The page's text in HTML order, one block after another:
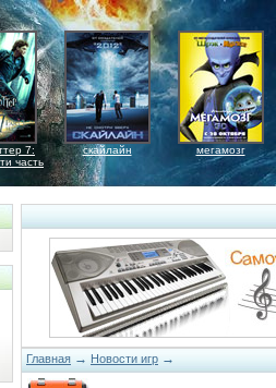
7:
часть
скайлайн мегамозг
Главная → Новости игр →